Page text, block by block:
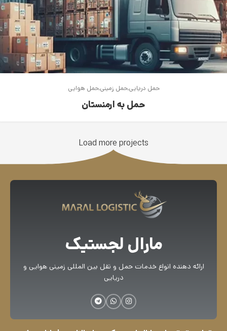
حمل دریاییحمل زمینیحمل هوایی
حمل به ارمنستان
Load more projects
مارال لجستیک
ارائه دهنده انواع خدمات حمل و نقل بین المللی زمینی هوایی و
دریایی